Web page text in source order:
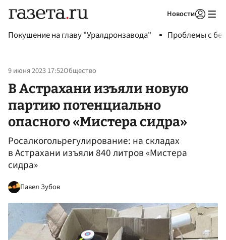
Новости
Покушение на главу "Уралдронзавода" Проблемы с
9 июня 2023 17:52Общество
В Астрахани изъяли новую
партию потенциально
опасного «Мистера сидра»
Росалкогольрегулирование: на складах
в Астрахани изъяли 840 литров «Мистера
сидра»
Павел Зубов